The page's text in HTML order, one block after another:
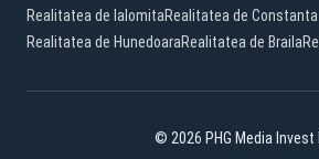
Realitatea de IalomitaRealitatea de Constanta
Realitatea de HunedoaraRealitatea de Braila
© 2026 PHG Media Invest